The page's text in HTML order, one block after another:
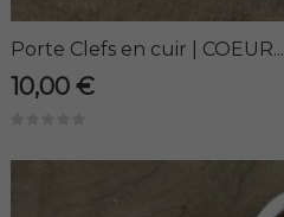
Porte Clefs en cuir | COEUR...
10,00 €